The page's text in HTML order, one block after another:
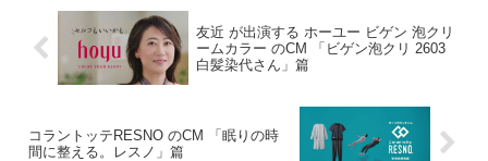
友近 が出演する ホーユー ビゲン 泡クリ
ームカラー のCM 「ビゲン泡クリ 2603
白髪染代さん」篇
コラントッテRESNO のCM 「眠りの時
間に整える。レスノ」篇